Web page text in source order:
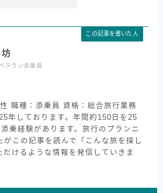
この記事を書いた人
テラン添乗員
職種：添乗員 資格：総合旅行業務
年しております。年間約150日を25
乗経験があります。旅行のプランニ
がこの記事を読んで「こんな旅を探し
だけるような情報を発信していきま